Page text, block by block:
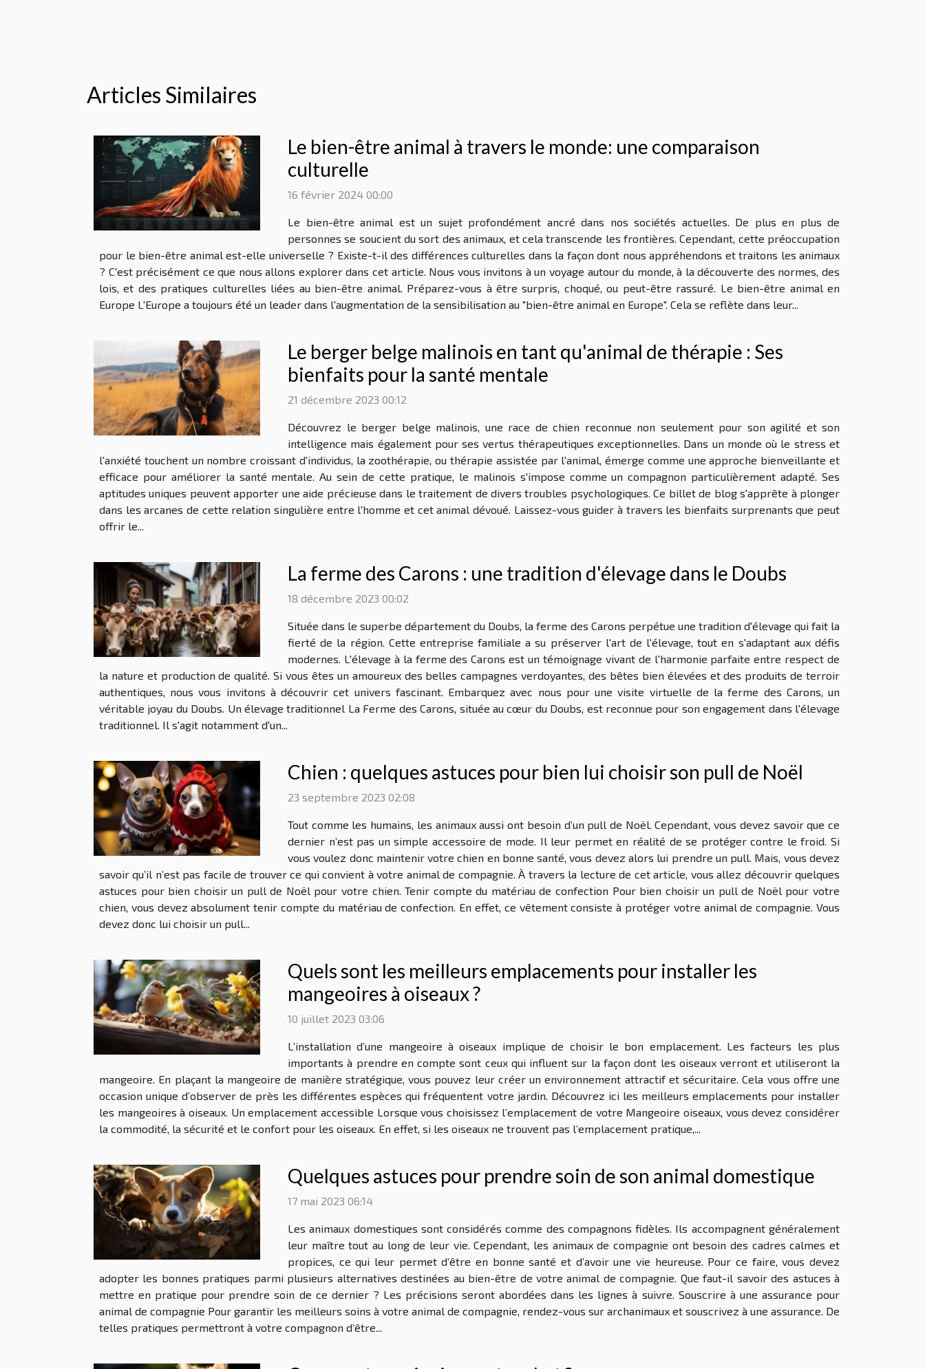
Articles Similaires
Le bien-être animal à travers le monde: une comparaison
culturelle
16 février 2024 00:00
Le bien-être animal est un sujet profondément ancré dans nos sociétés actuelles. De plus en plus de
personnes se soucient du sort des animaux, et cela transcende les frontières. Cependant, cette préoccupation
pour le bien-être animal est-elle universelle ? Existe-t-il des différences culturelles dans la façon dont nous appréhendons et traitons les animaux
? C'est précisément ce que nous allons explorer dans cet article. Nous vous invitons à un voyage autour du monde, à la découverte des normes, des
lois, et des pratiques culturelles liées au bien-être animal. Préparez-vous à être surpris, choqué, ou peut-être rassuré. Le bien-être animal en
Europe L'Europe a toujours été un leader dans l'augmentation de la sensibilisation au "bien-être animal en Europe". Cela se reflète dans leur...
Le berger belge malinois en tant qu'animal de thérapie : Ses
bienfaits pour la santé mentale
21 décembre 2023 00:12
Découvrez le berger belge malinois, une race de chien reconnue non seulement pour son agilité et son
intelligence mais également pour ses vertus thérapeutiques exceptionnelles. Dans un monde où le stress et
l'anxiété touchent un nombre croissant d'individus, la zoothérapie, ou thérapie assistée par l'animal, émerge comme une approche bienveillante et
efficace pour améliorer la santé mentale. Au sein de cette pratique, le malinois s'impose comme un compagnon particulièrement adapté. Ses
aptitudes uniques peuvent apporter une aide précieuse dans le traitement de divers troubles psychologiques. Ce billet de blog s'apprête à plonger
dans les arcanes de cette relation singulière entre l'homme et cet animal dévoué. Laissez-vous guider à travers les bienfaits surprenants que peut
offrir le...
La ferme des Carons : une tradition d'élevage dans le Doubs
18 décembre 2023 00:02
Située dans le superbe département du Doubs, la ferme des Carons perpétue une tradition d'élevage qui fait la
fierté de la région. Cette entreprise familiale a su préserver l'art de l'élevage, tout en s'adaptant aux défis
modernes. L'élevage à la ferme des Carons est un témoignage vivant de l'harmonie parfaite entre respect de
la nature et production de qualité. Si vous êtes un amoureux des belles campagnes verdoyantes, des bêtes bien élevées et des produits de terroir
authentiques, nous vous invitons à découvrir cet univers fascinant. Embarquez avec nous pour une visite virtuelle de la ferme des Carons, un
véritable joyau du Doubs. Un élevage traditionnel La Ferme des Carons, située au cœur du Doubs, est reconnue pour son engagement dans l'élevage
traditionnel. Il s'agit notamment d'un...
Chien : quelques astuces pour bien lui choisir son pull de Noël
23 septembre 2023 02:08
Tout comme les humains, les animaux aussi ont besoin d’un pull de Noël. Cependant, vous devez savoir que ce
dernier n’est pas un simple accessoire de mode. Il leur permet en réalité de se protéger contre le froid. Si
vous voulez donc maintenir votre chien en bonne santé, vous devez alors lui prendre un pull. Mais, vous devez
savoir qu’il n’est pas facile de trouver ce qui convient à votre animal de compagnie. À travers la lecture de cet article, vous allez découvrir quelques
astuces pour bien choisir un pull de Noël pour votre chien. Tenir compte du matériau de confection Pour bien choisir un pull de Noël pour votre
chien, vous devez absolument tenir compte du matériau de confection. En effet, ce vêtement consiste à protéger votre animal de compagnie. Vous
devez donc lui choisir un pull...
Quels sont les meilleurs emplacements pour installer les
mangeoires à oiseaux ?
10 juillet 2023 03:06
L’installation d’une mangeoire à oiseaux implique de choisir le bon emplacement. Les facteurs les plus
importants à prendre en compte sont ceux qui influent sur la façon dont les oiseaux verront et utiliseront la
mangeoire. En plaçant la mangeoire de manière stratégique, vous pouvez leur créer un environnement attractif et sécuritaire. Cela vous offre une
occasion unique d’observer de près les différentes espèces qui fréquentent votre jardin. Découvrez ici les meilleurs emplacements pour installer
les mangeoires à oiseaux. Un emplacement accessible Lorsque vous choisissez l’emplacement de votre Mangeoire oiseaux, vous devez considérer
la commodité, la sécurité et le confort pour les oiseaux. En effet, si les oiseaux ne trouvent pas l’emplacement pratique,...
Quelques astuces pour prendre soin de son animal domestique
17 mai 2023 06:14
Les animaux domestiques sont considérés comme des compagnons fidèles. Ils accompagnent généralement
leur maître tout au long de leur vie. Cependant, les animaux de compagnie ont besoin des cadres calmes et
propices, ce qui leur permet d’être en bonne santé et d’avoir une vie heureuse. Pour ce faire, vous devez
adopter les bonnes pratiques parmi plusieurs alternatives destinées au bien-être de votre animal de compagnie. Que faut-il savoir des astuces à
mettre en pratique pour prendre soin de ce dernier ? Les précisions seront abordées dans les lignes à suivre. Souscrire à une assurance pour
animal de compagnie Pour garantir les meilleurs soins à votre animal de compagnie, rendez-vous sur archanimaux et souscrivez à une assurance. De
telles pratiques permettront à votre compagnon d’être...